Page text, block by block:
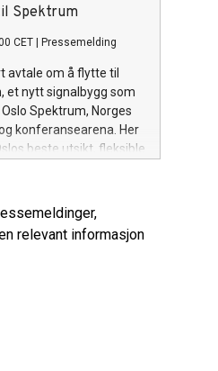
som bakenforliggende
Spektrum
CET Pressemelding
avtale om å flytte til
et nytt signalbygg som
Spektrum, Norges
konferansearena. Her
beste utsikt, fleksible
er nær 83 prosent av
relevant informasjon